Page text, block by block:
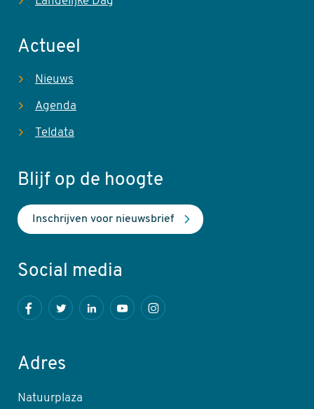
Actueel
Nieuws
Agenda
Teldata
Blijf op de hoogte
Inschrijven voor nieuwsbrief
Social media
Adres
Natuurplaza